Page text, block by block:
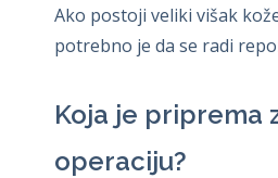
Ako postoji veliki višak
potrebno je da se radi
Koja je priprema
operaciju?